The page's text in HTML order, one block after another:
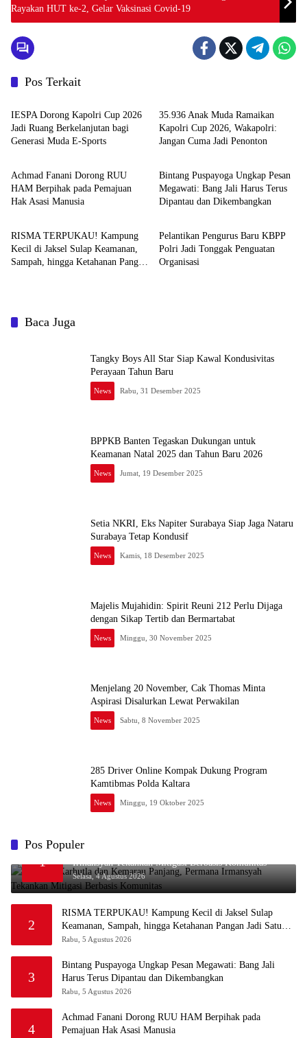
Rayakan HUT ke-2, Gelar Vaksinasi Covid-19
Pos Terkait
News
IESPA Dorong Kapolri Cup 2026
Jadi Ruang Berkelanjutan bagi
Generasi Muda E-Sports
35.936 Anak Muda Ramaikan
Kapolri Cup 2026, Wakapolri:
Jangan Cuma Jadi Penonton
News
Achmad Fanani Dorong RUU
HAM Berpihak pada Pemajuan
Hak Asasi Manusia
News
Bintang Puspayoga Ungkap Pesan
Megawati: Bang Jali Harus Terus
Dipantau dan Dikembangkan
News
RISMA TERPUKAU! Kampung
Kecil di Jaksel Sulap Keamanan,
Sampah, hingga Ketahanan Pangan
News
Pelantikan Pengurus Baru KBPP
Polri Jadi Tonggak Penguatan
Organisasi
Baca Juga
Tangky Boys All Star Siap Kawal Kondusivitas
Perayaan Tahun Baru
News Rabu, 31 Desember 2025
BPPKB Banten Tegaskan Dukungan untuk
Keamanan Natal 2025 dan Tahun Baru 2026
News Jumat, 19 Desember 2025
Setia NKRI, Eks Napiter Surabaya Siap Jaga Nataru
Surabaya Tetap Kondusif
News Kamis, 18 Desember 2025
Majelis Mujahidin: Spirit Reuni 212 Perlu Dijaga
dengan Sikap Tertib dan Bermartabat
News Minggu, 30 November 2025
Menjelang 20 November, Cak Thomas Minta
Aspirasi Disalurkan Lewat Perwakilan
News Sabtu, 8 November 2025
285 Driver Online Kompak Dukung Program
Kamtibmas Polda Kaltara
News Minggu, 19 Oktober 2025
Pos Populer
1
Waspada Karhutla dan Kemarau Panjang, Permana
Irmansyah Tekankan Mitigasi Berbasis Komunitas
Selasa, 4 Agustus 2026
2
RISMA TERPUKAU! Kampung Kecil di Jaksel Sulap
Keamanan, Sampah, hingga Ketahanan Pangan Jadi Satu
Sistem
Rabu, 5 Agustus 2026
3
Bintang Puspayoga Ungkap Pesan Megawati: Bang Jali
Harus Terus Dipantau dan Dikembangkan
Rabu, 5 Agustus 2026
4
Achmad Fanani Dorong RUU HAM Berpihak pada
Pemajuan Hak Asasi Manusia